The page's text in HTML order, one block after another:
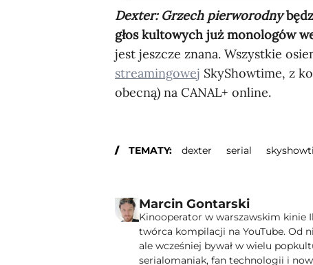
Dexter: Grzech pierworodny
głos kultowych już monologów
jest jeszcze znana. Wszystkie
streamingowej SkyShowtime, z
obecną) na CANAL+ online.
TEMATY: dexter serial
Marcin Gontarski
Kinooperator w warszawskim kinie
twórca kompilacji na YouTube. Od
ale wcześniej bywał w wielu
serialomaniak, fan technologii i